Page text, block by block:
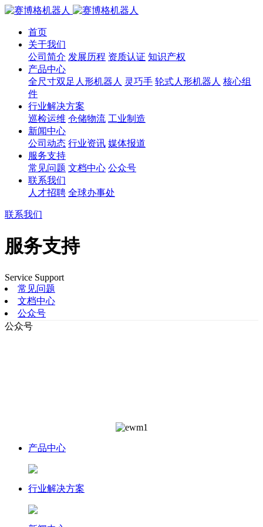
首页
关于我们
公司简介 发展历程 资质认证 知识产权
产品中心
全尺寸双足人形机器人 灵巧手 轮式人形机器人 核心组
件
行业解决方案
巡检运维 仓储物流 工业制造
新闻中心
公司动态 行业资讯 媒体报道
服务支持
常见问题 文档中心 公众号
联系我们
人才招聘 全球办事处
联系我们
服务支持
Service Support
常见问题
文档中心
公众号
公众号
产品中心
行业解决方案